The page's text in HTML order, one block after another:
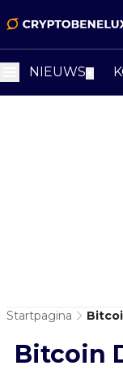
NIEUWS
Startpagina
Bitcoin